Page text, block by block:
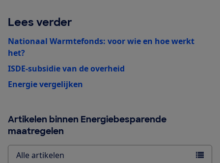
Lees verder
Nationaal Warmtefonds: voor wie en hoe werkt
het?
ISDE-subsidie van de overheid
Energie vergelijken
Artikelen binnen Energiebesparende
maatregelen
Alle artikelen